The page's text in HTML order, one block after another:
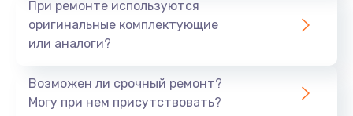
При ремонте используются
оригинальные комплектующие
или аналоги?
Возможен ли срочный ремонт?
Могу при нем присутствовать?